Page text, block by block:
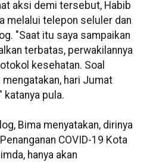
aksi demi tersebut, Habib
melalui telepon seluler dan
"Saat itu saya sampaikan
terbatas, perwakilannya
kesehatan. Soal
hari Jumat
katanya pula.
Bima menyatakan, dirinya
COVID-19 Kota
hanya akan